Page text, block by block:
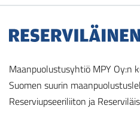
Maanpuolustusyhtiö MPY Oy:n
Suomen suurin
Reserviupseeriliiton ja